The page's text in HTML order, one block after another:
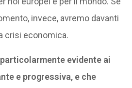
invece, avremo davanti
crisi economica.
evidente ai
e progressiva, e che